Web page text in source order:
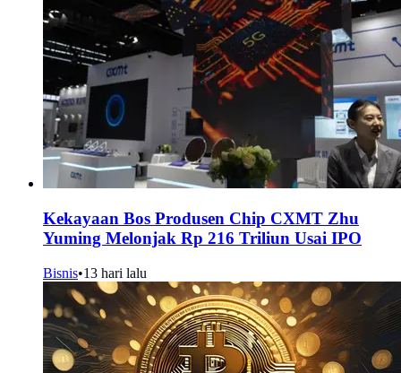
Kekayaan Bos Produsen Chip CXMT Zhu
Yuming Melonjak Rp 216 Triliun Usai IPO
Bisnis•13 hari lalu